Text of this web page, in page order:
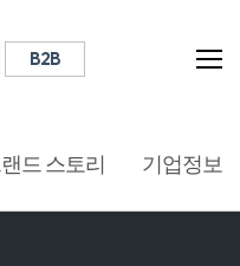
B2B
드 스토리 기업정보